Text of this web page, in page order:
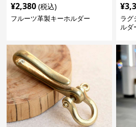
¥2,380 (税込)
フルーツ革製キーホルダー
¥
ラグ
ルダ